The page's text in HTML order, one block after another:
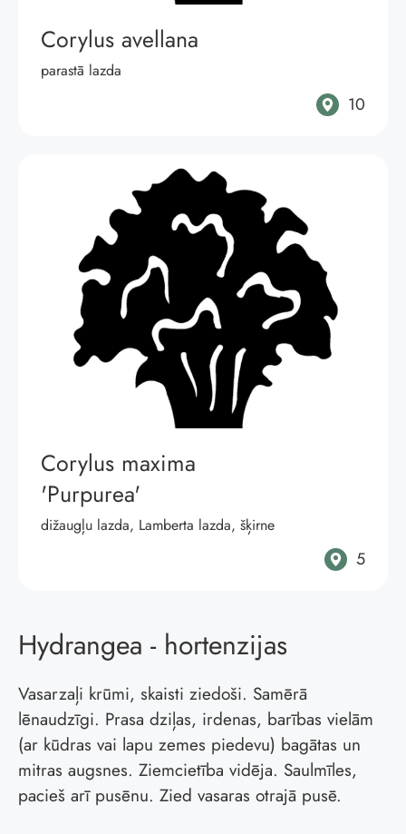
Corylus avellana
parastā lazda
10
Corylus maxima
'Purpurea'
dižaugļu lazda, Lamberta lazda, šķirne
5
Hydrangea - hortenzijas
Vasarzaļi krūmi, skaisti ziedoši. Samērā
lēnaudzīgi. Prasa dziļas, irdenas, barības vielām
(ar kūdras vai lapu zemes piedevu) bagātas un
mitras augsnes. Ziemcietība vidēja. Saulmīles,
pacieš arī pusēnu. Zied vasaras otrajā pusē.